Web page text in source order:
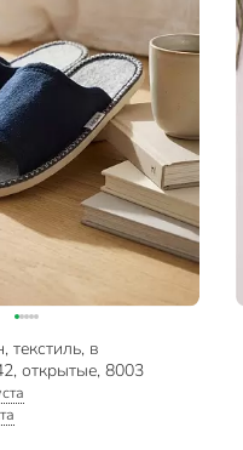
текстиль, в
открытые, 8003